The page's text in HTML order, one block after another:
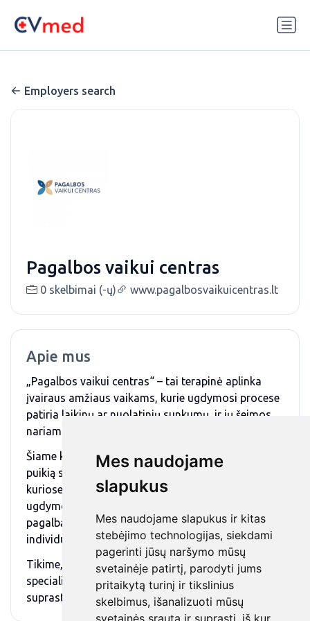
Mes naudojame
slapukus
Mes naudojame slapukus ir kitas
stebėjimo technologijas, siekdami
pagerinti jūsų naršymo mūsų
svetainėje patirtį, parodyti jums
pritaikytą turinį ir tikslinius
skelbimus, išanalizuoti mūsų
svetainės srautą ir suprasti, iš kur
Employers search
Pagalbos vaikui centras
0 skelbimai (-ų) www.pagalbosvaikuicentras.lt
Apie mus
„Pagalbos vaikui centras“ – tai terapinė aplinka
įvairaus amžiaus vaikams, kurie ugdymosi procese
patiria laikinų ar nuolatinių sunkumų, ir jų šeimos
nariams.
Šiame kompleksinės pagalbos centre esame subūrę
puikią specialistų komandą. Drauge kuriame erdves,
kuriose atliepiame kiekvieno vaiko individualius
ugdymosi poreikius. Siekdami padėti vaikui, į
pagalbą įtraukiame ir jo šeimos narius, sudarome
individualius pagalbos planus, fiksuojame pažangą.
Tikime, kad būtent tokioje aplinkoje ir profesionalių
specialistų apsuptyje vaikai gali atsiverti, lengviau
suprasti save ir įveikti kylančius iššūkius.